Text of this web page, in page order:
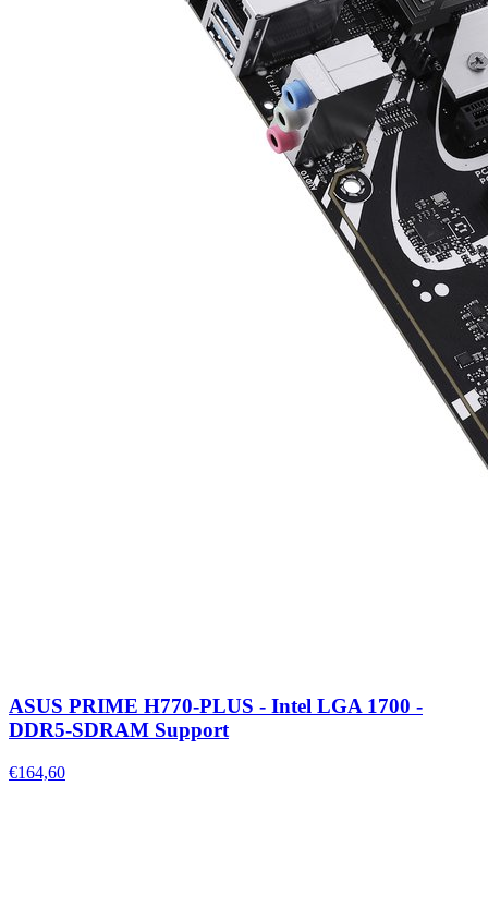
ASUS PRIME H770-PLUS - Intel LGA 1700 -
DDR5-SDRAM Support
€164,60